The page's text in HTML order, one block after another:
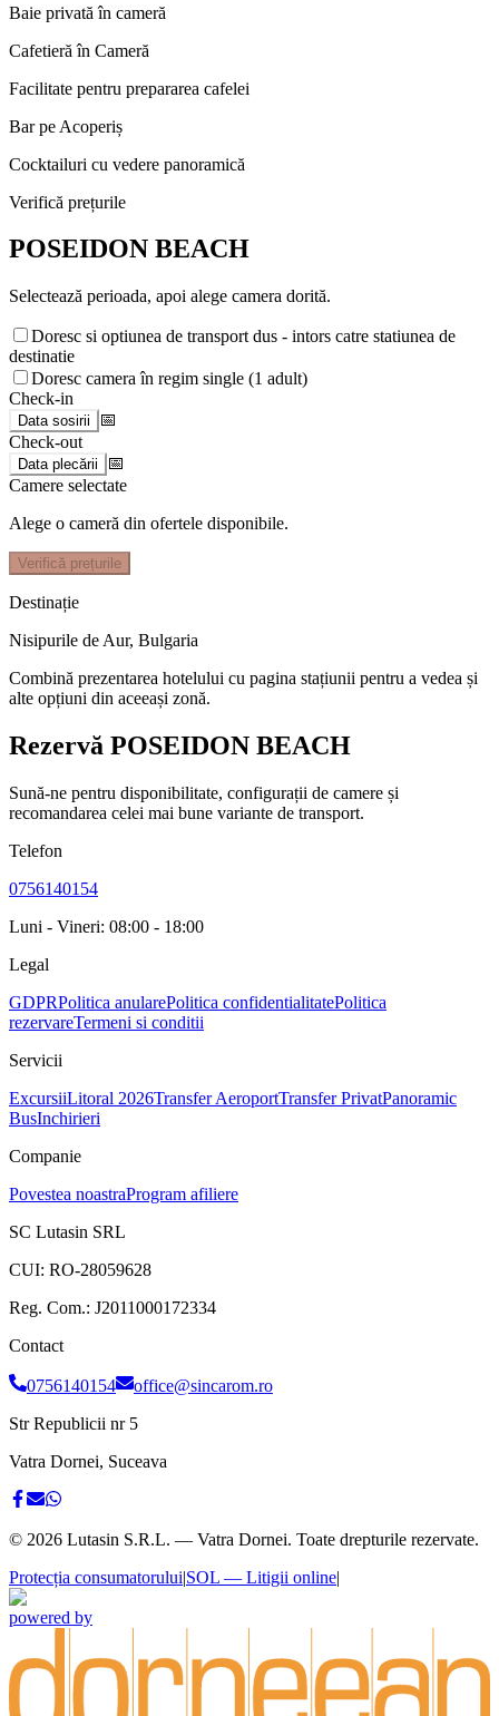
Baie privată în cameră
Cafetieră în Cameră
Facilitate pentru prepararea cafelei
Bar pe Acoperiș
Cocktailuri cu vedere panoramică
Verifică prețurile
POSEIDON BEACH
Selectează perioada, apoi alege camera dorită.
Doresc si optiunea de transport dus - intors catre statiunea de
destinatie
Doresc camera în regim single (1 adult)
Check-in
Data sosirii
📅
Check-out
Data plecării
📅
Camere selectate
Alege o cameră din ofertele disponibile.
Verifică prețurile
Destinație
Nisipurile de Aur, Bulgaria
Combină prezentarea hotelului cu pagina stațiunii pentru a vedea și
alte opțiuni din aceeași zonă.
Rezervă POSEIDON BEACH
Sună-ne pentru disponibilitate, configurații de camere și
recomandarea celei mai bune variante de transport.
Telefon
0756140154
Luni - Vineri: 08:00 - 18:00
Legal
GDPRPolitica anularePolitica confidentialitatePolitica
rezervareTermeni si conditii
Servicii
ExcursiiLitoral 2026Transfer AeroportTransfer PrivatPanoramic
BusInchirieri
Companie
Povestea noastraProgram afiliere
SC Lutasin SRL
CUI: RO-28059628
Reg. Com.: J2011000172334
Contact
0756140154
office@sincarom.ro
Str Republicii nr 5
Vatra Dornei, Suceava
© 2026 Lutasin S.R.L. — Vatra Dornei. Toate drepturile rezervate.
Protecția consumatorului|SOL — Litigii online|
powered by